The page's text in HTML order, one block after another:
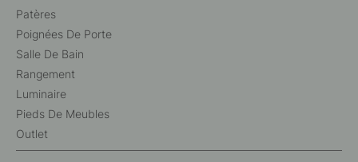
Patères
Poignées De Porte
Salle De Bain
Rangement
Luminaire
Pieds De Meubles
Outlet